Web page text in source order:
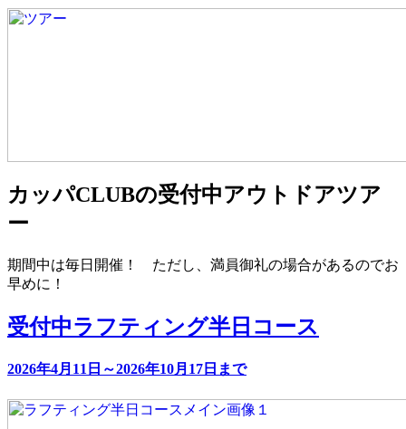
カッパCLUBの受付中アウトドアツア
ー
期間中は毎日開催！ ただし、満員御礼の場合があるのでお
早めに！
受付中ラフティング半日コース
2026年4月11日～2026年10月17日まで